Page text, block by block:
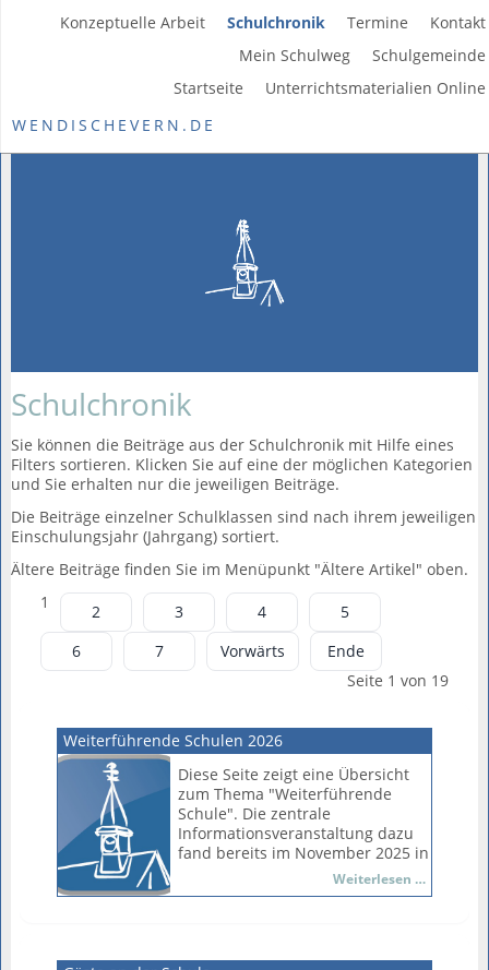
Kontakt
Termine
Schulchronik
Konzeptuelle Arbeit
Schulgemeinde
Mein Schulweg
Unterrichtsmaterialien Online
Startseite
WENDISCHEVERN.DE
Schulchronik
Sie können die Beiträge aus der Schulchronik mit Hilfe eines
Filters sortieren. Klicken Sie auf eine der möglichen Kategorien
und Sie erhalten nur die jeweiligen Beiträge.
Die Beiträge einzelner Schulklassen sind nach ihrem jeweiligen
Einschulungsjahr (Jahrgang) sortiert.
Ältere Beiträge finden Sie im Menüpunkt "Ältere Artikel" oben.
1
2 3 4
5
6
7 Vorwärts
Ende
Seite 1 von 19
Weiterführende Schulen 2026
Diese Seite zeigt eine Übersicht
zum Thema "Weiterführende
Schule". Die zentrale
Informationsveranstaltung dazu
fand bereits im November 2025 in
Weiterlesen …
Schulen